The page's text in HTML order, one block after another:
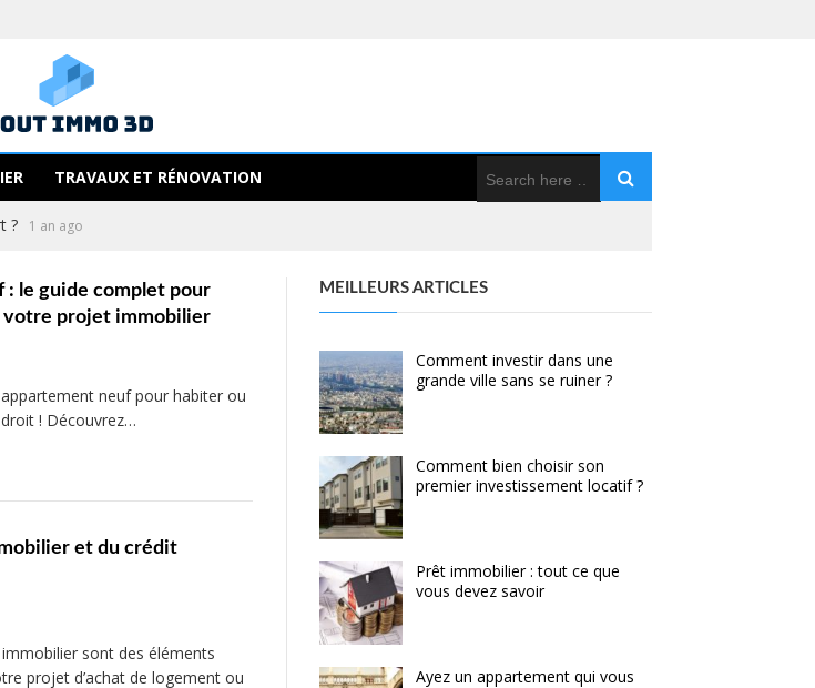
TRAVAUX ET RÉNOVATION
? 1 an ago
le guide complet pour
votre projet immobilier
neuf pour habiter ou
! Découvrez…
et du crédit
sont des éléments
projet d’achat de logement ou
MEILLEURS ARTICLES
Comment investir dans une
grande ville sans se ruiner ?
Comment bien choisir son
premier investissement locatif ?
Prêt immobilier : tout ce que
vous devez savoir
Ayez un appartement qui vous